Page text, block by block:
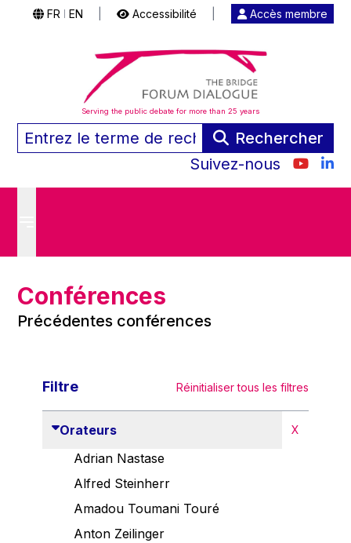
FR EN Accessibilité Accès membre
Serving the public debate for more than 25 years
Rechercher
Suivez-nous
Conférences
Précédentes conférences
Filtre Réinitialiser tous les filtres
Orateurs X
Adrian Nastase
Alfred Steinherr
Amadou Toumani Touré
Anton Zeilinger